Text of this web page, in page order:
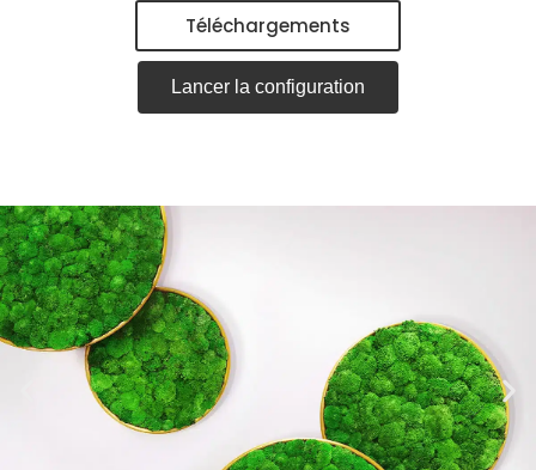
Téléchargements
Lancer la configuration